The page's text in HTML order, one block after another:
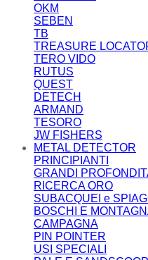
OKM
SEBEN
TB
TREASURE
TERO VIDO
RUTUS
QUEST
DETECH
ARMAND
TESORO
JW FISHERS
METAL DETECTOR
PRINCIPIANTI
GRANDI
RICERCA ORO
SUBACQUEI e
BOSCHI E
CAMPAGNA
PIN POINTER
USI SPECIALI